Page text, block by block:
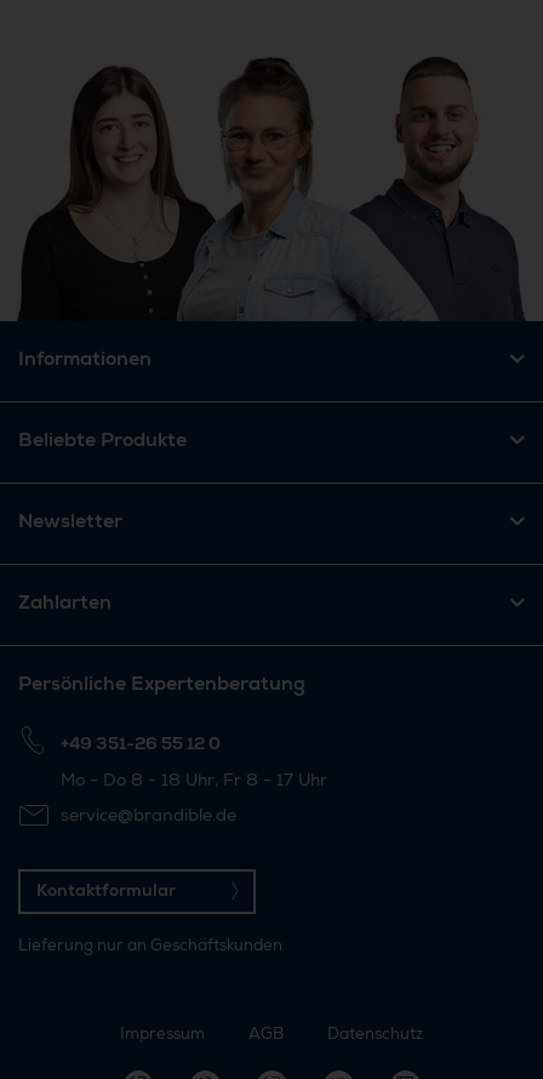
Informationen
Beliebte Produkte
Newsletter
Zahlarten
Persönliche Expertenberatung
+49 351-26 55 12 0
Mo - Do 8 - 18 Uhr, Fr 8 - 17 Uhr
service@brandible.de
Kontaktformular
Lieferung nur an Geschäftskunden
Impressum AGB Datenschutz